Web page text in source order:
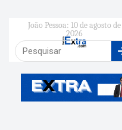
João Pessoa: 10 de agosto de
2026